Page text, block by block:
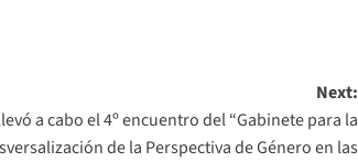
Next:
a cabo el 4º encuentro del “Gabinete para la
de la Perspectiva de Género en las